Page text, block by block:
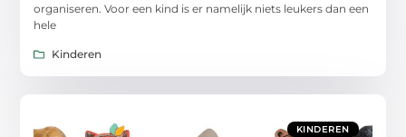
organiseren. Voor een kind is er namelijk niets leukers dan een
hele
Kinderen
KINDEREN